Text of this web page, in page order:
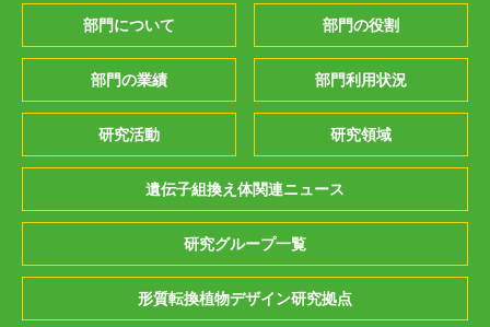
部門について 部門の役割
部門の業績 部門利用状況
研究活動 研究領域
遺伝子組換え体関連ニュース
研究グループ一覧
形質転換植物デザイン研究拠点